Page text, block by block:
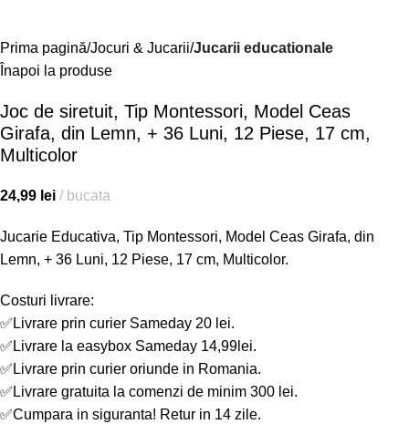
Prima pagină Jocuri & Jucarii Jucarii educationale
Înapoi la produse
Joc de siretuit, Tip Montessori, Model Ceas
Girafa, din Lemn, + 36 Luni, 12 Piese, 17 cm,
Multicolor
24,99 lei bucata
Jucarie Educativa, Tip Montessori, Model Ceas Girafa, din
Lemn, + 36 Luni, 12 Piese, 17 cm, Multicolor.
Costuri livrare:
✅Livrare prin curier Sameday 20 lei.
✅Livrare la easybox Sameday 14,99lei.
✅Livrare prin curier oriunde in Romania.
✅Livrare gratuita la comenzi de minim 300 lei.
✅Cumpara in siguranta! Retur in 14 zile.